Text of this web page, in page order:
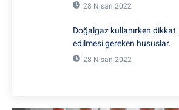
28 Nisan 2022
Doğalgaz kullanırken dikkat
edilmesi gereken hususlar.
28 Nisan 2022